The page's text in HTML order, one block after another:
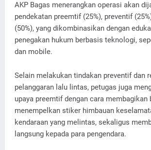
AKP Bagas menerangkan operasi akan
pendekatan preemtif (25%), preventif
(50%), yang dikombinasikan dengan
penegakan hukum berbasis teknologi,
dan mobile.
Selain melakukan tindakan preventif dan
pelanggaran lalu lintas, petugas juga
upaya preemtif dengan cara membagikan
menempelkan stiker himbauan
kendaraan yang melintas, sekaligus
langsung kepada para pengendara.